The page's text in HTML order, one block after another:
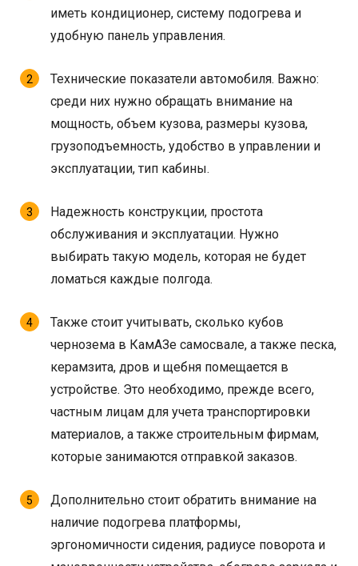
иметь кондиционер, систему подогрева и
удобную панель управления.
Технические показатели автомобиля. Важно:
среди них нужно обращать внимание на
мощность, объем кузова, размеры кузова,
грузоподъемность, удобство в управлении и
эксплуатации, тип кабины.
Надежность конструкции, простота
обслуживания и эксплуатации. Нужно
выбирать такую модель, которая не будет
ломаться каждые полгода.
Также стоит учитывать, сколько кубов
чернозема в КамАЗе самосвале, а также песка,
керамзита, дров и щебня помещается в
устройстве. Это необходимо, прежде всего,
частным лицам для учета транспортировки
материалов, а также строительным фирмам,
которые занимаются отправкой заказов.
Дополнительно стоит обратить внимание на
наличие подогрева платформы,
эргономичности сидения, радиусе поворота и